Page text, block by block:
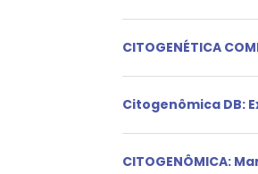
CITOGENÉTICA
Citogenômica DB:
CITOGENÔMICA: